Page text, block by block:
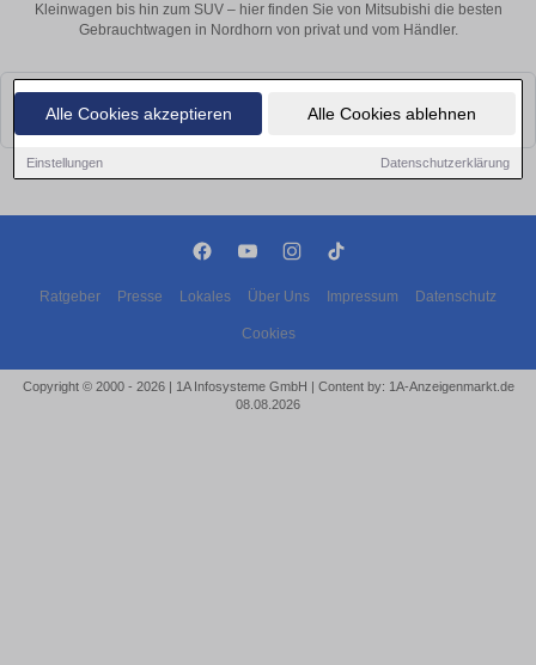
Alle Cookies akzeptieren Alle Cookies ablehnen
Einstellungen Datenschutzerklärung
Kleinwagen bis hin zum SUV – hier finden Sie von Mitsubishi die besten
Gebrauchtwagen in Nordhorn von privat und vom Händler.
Leider konnten wir derzeit keine passenden Autos finden. Schauen Sie
bald wieder vorbei!
Ratgeber Presse Lokales Über Uns Impressum Datenschutz
Cookies
Copyright © 2000 - 2026 | 1A Infosysteme GmbH | Content by: 1A-Anzeigenmarkt.de
08.08.2026